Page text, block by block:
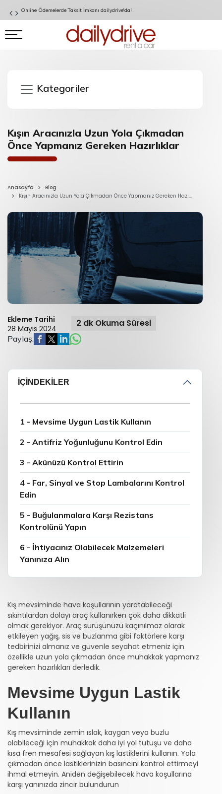
Garanti BBVA Kart Sahiplerine Özel İndirim!
Kışın Aracınızla Uzun Yola Çıkmadan
Önce Yapmanız Gereken Hazırlıklar
Anasayfa
Blog
Kışın Aracınızla Uzun Yola Çıkmadan Önce Yapmanız Gereken Hazı...
Ekleme Tarihi
28 Mayıs 2024
2 dk Okuma Süresi
Paylaş:
İÇİNDEKİLER
1 - Mevsime Uygun Lastik Kullanın
2 - Antifriz Yoğunluğunu Kontrol Edin
3 - Akünüzü Kontrol Ettirin
4 - Far, Sinyal ve Stop Lambalarını Kontrol
Edin
5 - Buğulanmalara Karşı Rezistans
Kontrolünü Yapın
6 - İhtiyacınız Olabilecek Malzemeleri
Yanınıza Alın
Kış mevsiminde hava koşullarının yaratabileceği
sıkıntılardan dolayı araç kullanırken çok daha dikkatli
olmak gerekiyor. Araç sürüşünüzü kaçınılmaz olarak
etkileyen yağış, sis ve buzlanma gibi faktörlere karşı
tedbirinizi almanız ve güvenle seyahat etmeniz için
özellikle uzun yola çıkmadan önce muhakkak yapmanız
gereken hazırlıkları derledik.
Mevsime Uygun Lastik
Kullanın
Kış mevsiminde zemin ıslak, kaygan veya buzlu
olabileceği için muhakkak daha iyi yol tutuşu ve daha
kısa fren mesafesi sağlayan kış lastiklerini kullanın. Yola
çıkmadan önce lastiklerinizin basıncını kontrol ettirmeyi
ihmal etmeyin. Aniden değişebilecek hava koşullarına
karşı yanınızda zincir bulundurun
Kategoriler